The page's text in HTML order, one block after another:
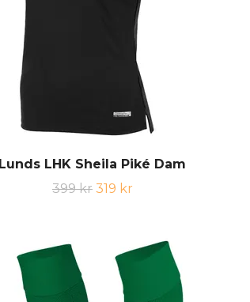
Lunds LHK Sheila Piké Dam
399 kr 319 kr